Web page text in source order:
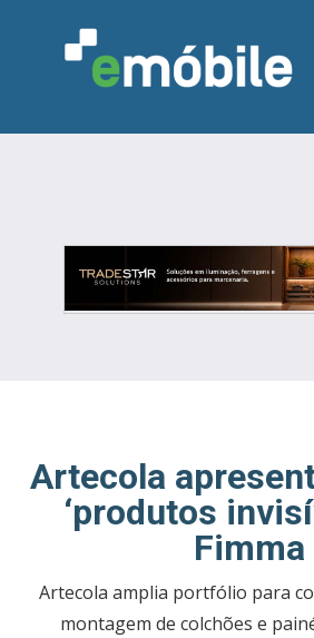
INDICADORES
FEIRAS NOTÍCIAS
Artecola
‘produtos
Fimma
Artecola amplia portfólio para
montagem de colchões e